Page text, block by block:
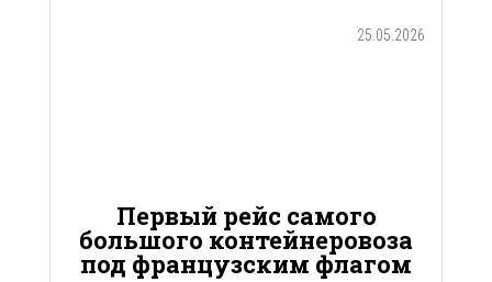
25.05.2026
Первый рейс самого
большого контейнеровоза
под французским флагом